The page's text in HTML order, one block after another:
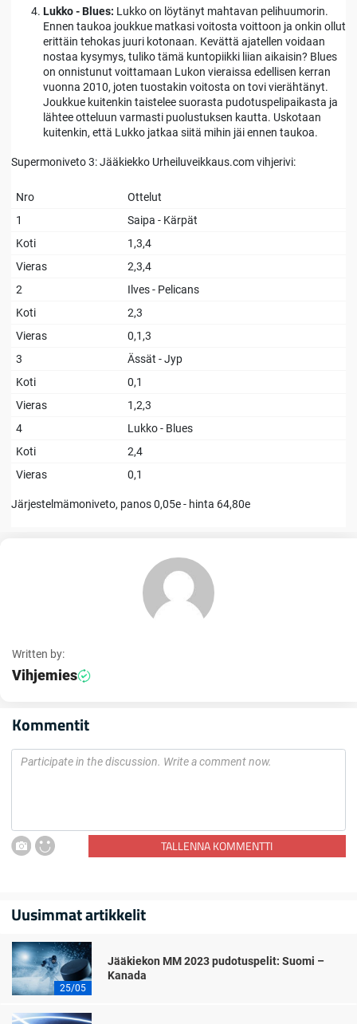
Lukko - Blues: Lukko on löytänyt mahtavan pelihuumorin.
Ennen taukoa joukkue matkasi voitosta voittoon ja onkin ollut
erittäin tehokas juuri kotonaan. Kevättä ajatellen voidaan
nostaa kysymys, tuliko tämä kuntopiikki liian aikaisin? Blues
on onnistunut voittamaan Lukon vieraissa edellisen kerran
vuonna 2010, joten tuostakin voitosta on tovi vierähtänyt.
Joukkue kuitenkin taistelee suorasta pudotuspelipaikasta ja
lähtee otteluun varmasti puolustuksen kautta. Uskotaan
kuitenkin, että Lukko jatkaa siitä mihin jäi ennen taukoa.
Supermoniveto 3: Jääkiekko Urheiluveikkaus.com vihjerivi:
Nro
Ottelut
1
Saipa - Kärpät
Koti
1,3,4
Vieras
2,3,4
2
Ilves - Pelicans
Koti
2,3
Vieras
0,1,3
3
Ässät - Jyp
Koti
0,1
Vieras
1,2,3
4
Lukko - Blues
Koti
2,4
Vieras
0,1
Järjestelmämoniveto, panos 0,05e - hinta 64,80e
Written by:
Vihjemies
Kommentit
TALLENNA KOMMENTTI
Uusimmat artikkelit
25/05
Jääkiekon MM 2023 pudotuspelit: Suomi –
Kanada